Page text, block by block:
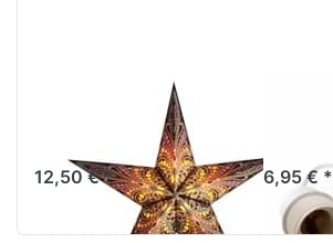
starlightz queen
12,50 € * 6,95 € *